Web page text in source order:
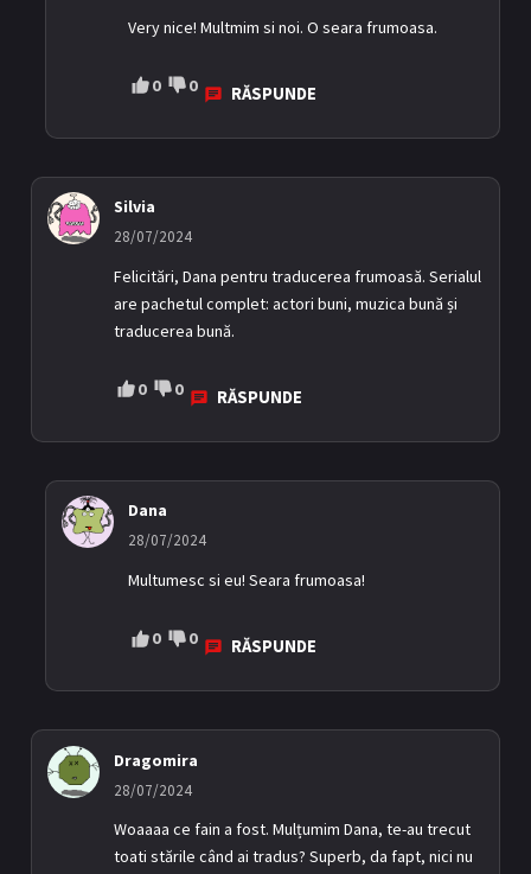
Very nice! Multmim si noi. O seara frumoasa.
0 0 RĂSPUNDE
Silvia
28/07/2024
Felicitări, Dana pentru traducerea frumoasă. Serialul
are pachetul complet: actori buni, muzica bună și
traducerea bună.
0 0 RĂSPUNDE
Dana
28/07/2024
Multumesc si eu! Seara frumoasa!
0 0 RĂSPUNDE
Dragomira
28/07/2024
Woaaaa ce fain a fost. Mulțumim Dana, te-au trecut
toati stările când ai tradus? Superb, da fapt, nici nu